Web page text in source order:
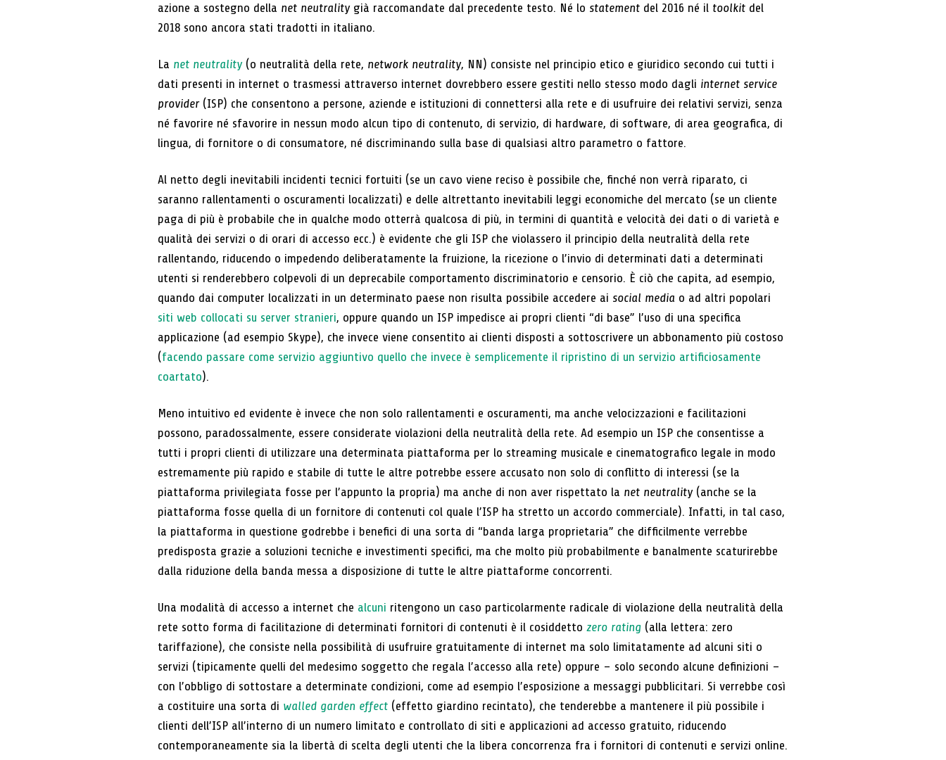
azione a sostegno della net neutralitygià raccomandate dal precedente testo. Né lo statement del 2016 né il toolkit del
2018 sono ancora stati tradotti in italiano.
La net neutrality(o neutralità della rete, network neutrality, NN) consiste nel principio etico e giuridico secondo cui tutti i
dati presenti in internet o trasmessi attraverso internet dovrebbero essere gestiti nello stesso modo dagli internet service
provider(ISP) che consentono a persone, aziende e istituzioni di connettersi alla rete e di usufruire dei relativi servizi, senza
né favorire né sfavorire in nessun modo alcun tipo di contenuto, di servizio, di hardware, di software, di area geografica, di
lingua, di fornitore o di consumatore, né discriminando sulla base di qualsiasi altro parametro o fattore.
Al netto degli inevitabili incidenti tecnici fortuiti (se un cavo viene reciso è possibile che, finché non verrà riparato, ci
saranno rallentamenti o oscuramenti localizzati) e delle altrettanto inevitabili leggi economiche del mercato (se un cliente
paga di più è probabile che in qualche modo otterrà qualcosa di più, in termini di quantità e velocità dei dati o di varietà e
qualità dei servizi o di orari di accesso ecc.) è evidente che gli ISP che violassero il principio della neutralità della rete
rallentando, riducendo o impedendo deliberatamente la fruizione, la ricezione o l’invio di determinati dati a determinati
utenti si renderebbero colpevoli di un deprecabile comportamento discriminatorio e censorio. È ciò che capita, ad esempio,
quando dai computer localizzati in un determinato paese non risulta possibile accedere ai social media o ad altri popolari
siti web collocati su server stranieri, oppure quando un ISP impedisce ai propri clienti “di base” l’uso di una specifica
applicazione (ad esempio Skype), che invece viene consentito ai clienti disposti a sottoscrivere un abbonamento più costoso
(facendo passare come servizio aggiuntivo quello che invece è semplicemente il ripristino di un servizio artificiosamente
coartato).
Meno intuitivo ed evidente è invece che non solo rallentamenti e oscuramenti, ma anche velocizzazioni e facilitazioni
possono, paradossalmente, essere considerate violazioni della neutralità della rete. Ad esempio un ISP che consentisse a
tutti i propri clienti di utilizzare una determinata piattaforma per lo streaming musicale e cinematografico legale in modo
estremamente più rapido e stabile di tutte le altre potrebbe essere accusato non solo di conflitto di interessi (se la
piattaforma privilegiata fosse per l’appunto la propria) ma anche di non aver rispettato la net neutrality(anche se la
piattaforma fosse quella di un fornitore di contenuti col quale l’ISP ha stretto un accordo commerciale). Infatti, in tal caso,
la piattaforma in questione godrebbe i benefici di una sorta di “banda larga proprietaria” che difficilmente verrebbe
predisposta grazie a soluzioni tecniche e investimenti specifici, ma che molto più probabilmente e banalmente scaturirebbe
dalla riduzione della banda messa a disposizione di tutte le altre piattaforme concorrenti.
Una modalità di accesso a internet che alcuni ritengono un caso particolarmente radicale di violazione della neutralità della
rete sotto forma di facilitazione di determinati fornitori di contenuti è il cosiddetto zero rating (alla lettera: zero
tariffazione), che consiste nella possibilità di usufruire gratuitamente di internet ma solo limitatamente ad alcuni siti o
servizi (tipicamente quelli del medesimo soggetto che regala l’accesso alla rete) oppure – solo secondo alcune definizioni –
con l’obbligo di sottostare a determinate condizioni, come ad esempio l’esposizione a messaggi pubblicitari. Si verrebbe così
a costituire una sorta di walled garden effect (effetto giardino recintato), che tenderebbe a mantenere il più possibile i
clienti dell’ISP all’interno di un numero limitato e controllato di siti e applicazioni ad accesso gratuito, riducendo
contemporaneamente sia la libertà di scelta degli utenti che la libera concorrenza fra i fornitori di contenuti e servizi online.